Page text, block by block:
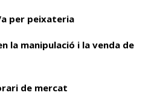
per peixateria
la manipulació i la venda de
de mercat